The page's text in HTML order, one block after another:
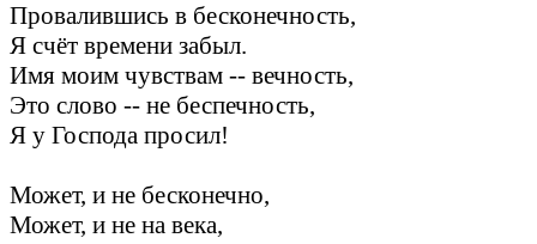
Провалившись в бесконечность,
Я счёт времени забыл.
Имя моим чувствам -- вечность,
Это слово -- не беспечность,
Я у Господа просил!
Может, и не бесконечно,
Может, и не на века,